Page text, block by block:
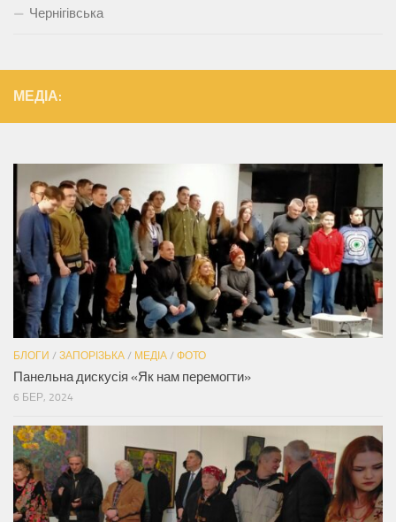
Чернігівська
МЕДІА:
БЛОГИ / ЗАПОРІЗЬКА / МЕДІА / ФОТО
Панельна дискусія «Як нам перемогти»
6 БЕР, 2024